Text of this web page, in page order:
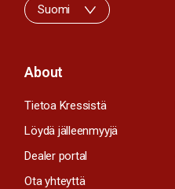
About
Tietoa Kressistä
Löydä jälleenmyyjä
Dealer portal
Ota yhteyttä
Suomi